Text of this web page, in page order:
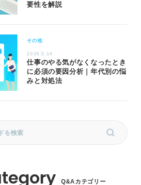
要性を解説
その他
2026.5.14
仕事のやる気がなくなったとき
に必須の要因分析｜年代別の悩
みと対処法
Q&Aカテゴリー